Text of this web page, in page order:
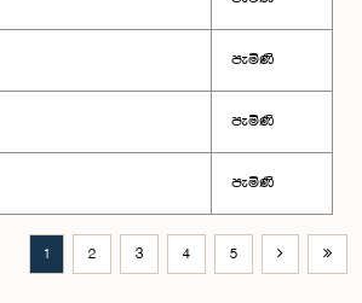
පැමිණි
පැමිණි
පැමිණි
1 2 3 4 5